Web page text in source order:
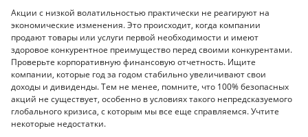
Акции с низкой волатильностью практически не реагируют на
экономические изменения. Это происходит, когда компании
продают товары или услуги первой необходимости и имеют
здоровое конкурентное преимущество перед своими конкурентами.
Проверьте корпоративную финансовую отчетность. Ищите
компании, которые год за годом стабильно увеличивают свои
доходы и дивиденды. Тем не менее, помните, что 100% безопасных
акций не существует, особенно в условиях такого непредсказуемого
глобального кризиса, с которым мы все еще справляемся. Учтите
некоторые недостатки.